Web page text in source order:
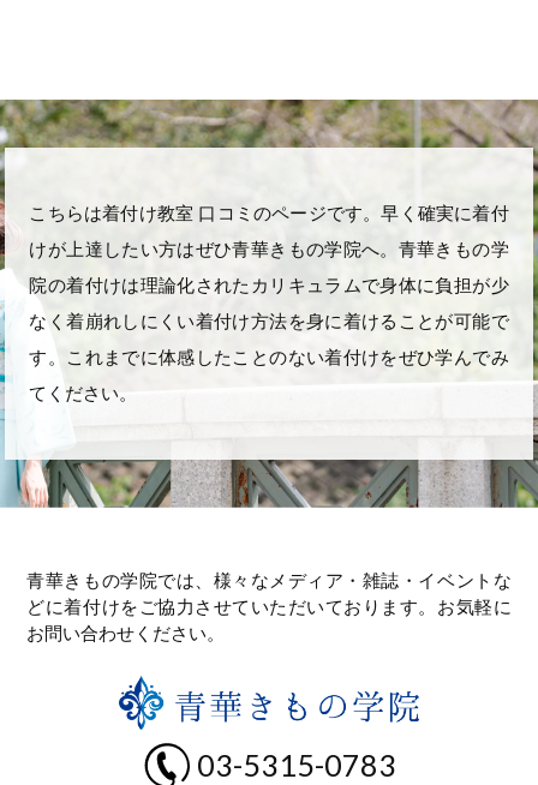
こちらは着付け教室 口コミのページです。早く確実に着付
けが上達したい方はぜひ青華きもの学院へ。青華きもの学
院の着付けは理論化されたカリキュラムで身体に負担が少
なく着崩れしにくい着付け方法を身に着けることが可能で
す。これまでに体感したことのない着付けをぜひ学んでみ
てください。
青華きもの学院では、様々なメディア・雑誌・イベントな
どに着付けをご協力させていただいております。お気軽に
お問い合わせください。
03-5315-0783